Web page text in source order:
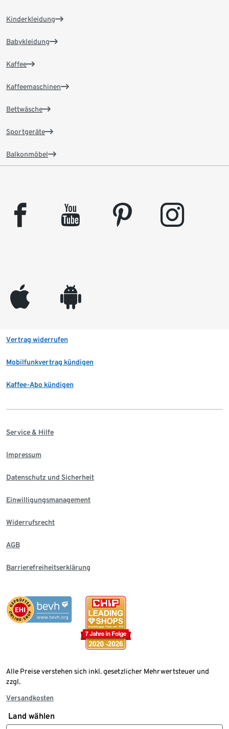
Kinderkleidung
Babykleidung
Kaffee
Kaffeemaschinen
Bettwäsche
Sportgeräte
Balkonmöbel
facebook youtube pinterest instagram
appleinc android
Vertrag widerrufen
Mobilfunkvertrag kündigen
Kaffee-Abo kündigen
Service & Hilfe
Impressum
Datenschutz und Sicherheit
Einwilligungsmanagement
Widerrufsrecht
AGB
Barrierefreiheitserklärung
Alle Preise verstehen sich inkl. gesetzlicher Mehrwertsteuer und
zzgl.
Versandkosten
Land wählen